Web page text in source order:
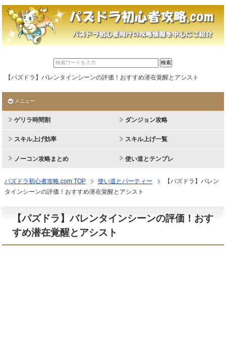
【パズドラ】バレンタインシーンの評価！おすすめ潜在覚醒とアシスト
メニュー
ゲリラ時間割 ダンジョン攻略
スキル上げ効率 スキル上げ一覧
ノーコン攻略まとめ 使い道とテンプレ
パズドラ初心者攻略.com TOP 使い道とパーティー
【パズドラ】バレン
タインシーンの評価！おすすめ潜在覚醒とアシスト
【パズドラ】バレンタインシーンの評価！おす
すめ潜在覚醒とアシスト